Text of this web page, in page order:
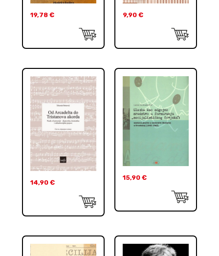
19,78 € 9,90 €
14,90 €
15,90 €